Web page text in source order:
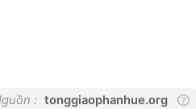
: tonggiaophanhue.org